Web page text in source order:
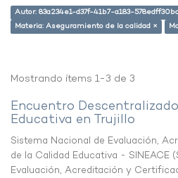
Autor: 83a234e1-d37f-41b7-a183-
Materia: Aseguramiento de la calidad ×
Mostrando ítems 1-3 de 3
Encuentro
Educativa en Trujillo
Sistema Nacional de Evaluación,
de la Calidad Educativa - SINEACE (
Evaluación, Acreditación y